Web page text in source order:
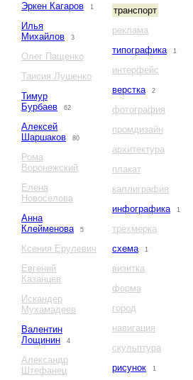
Эркен Кагаров 1
Илья
Михайлов
3
Олег Пащенко
Таисия Лушенко
Тимур
Бурбаев
62
Алексей
Шаршаков
80
Рома
Воронежский
Елена
Новоселова
Анна
Клейменова
5
Ксения Ерулевич
Евгений
Казанцев
Искандер
Мухамадеев
Валентин
Лощинин
4
Александр
Штефанец
транспорт
реклама
типографика
1
интерфейс
верстка
2
фотография
промдизайн
архитектура
плакат
каллиграфия
инфографика
1
трехмерка
схема
1
визитка
форма
город
навигация
скульптура
рисунок
1